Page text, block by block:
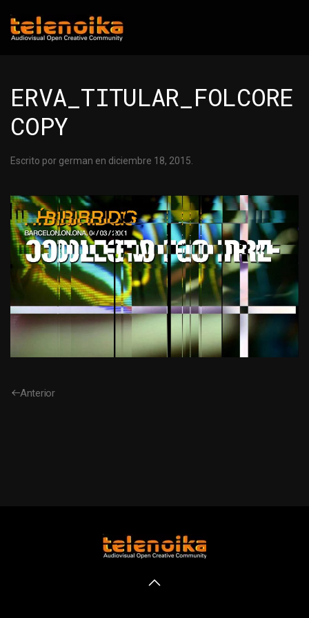
Ir al contenido principal
ERVA_TITULAR_FOLCORE
COPY
Escrito por german en diciembre 18, 2015
Anterior